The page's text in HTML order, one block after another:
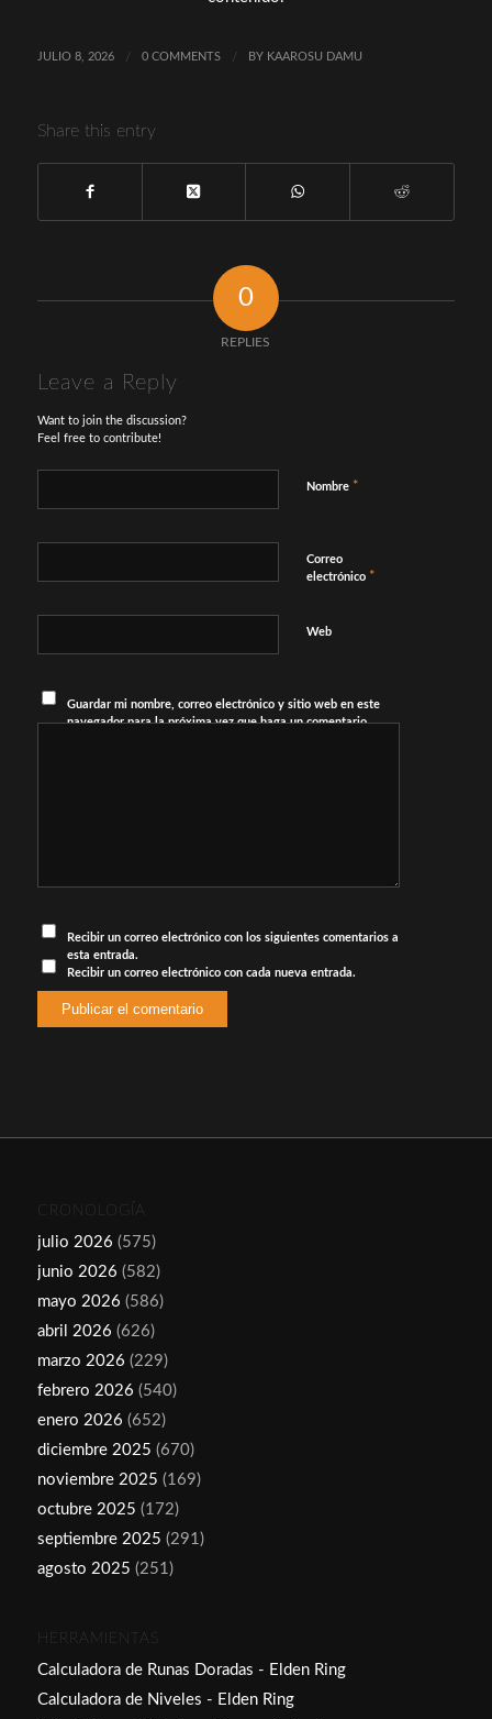
JULIO 8, 2026 / 0 COMMENTS / BY KAAROSU DAMU
Share this entry
0
REPLIES
Leave a Reply
Want to join the discussion?
Feel free to contribute!
Nombre *
Correo
electrónico *
Web
Guardar mi nombre, correo electrónico y sitio web en este
navegador para la próxima vez que haga un comentario.
Recibir un correo electrónico con los siguientes comentarios a
esta entrada.
Recibir un correo electrónico con cada nueva entrada.
CRONOLOGÍA
julio 2026 (575)
junio 2026 (582)
mayo 2026 (586)
abril 2026 (626)
marzo 2026 (229)
febrero 2026 (540)
enero 2026 (652)
diciembre 2025 (670)
noviembre 2025 (169)
octubre 2025 (172)
septiembre 2025 (291)
agosto 2025 (251)
HERRAMIENTAS
Calculadora de Runas Doradas - Elden Ring
Calculadora de Niveles - Elden Ring